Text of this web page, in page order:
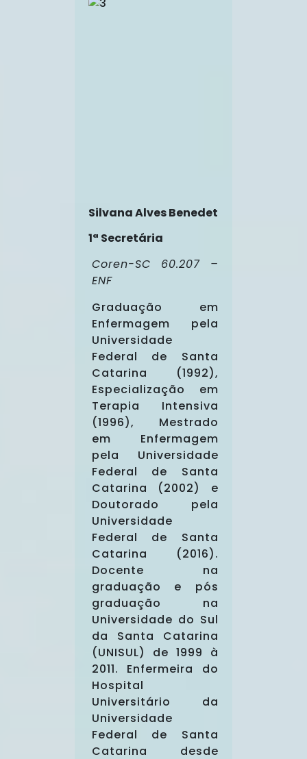
Silvana Alves Benedet
1ª Secretária
Coren-SC 60.207 –
ENF
Graduação em
Enfermagem pela
Universidade
Federal de Santa
Catarina (1992),
Especialização em
Terapia Intensiva
(1996), Mestrado
em Enfermagem
pela Universidade
Federal de Santa
Catarina (2002) e
Doutorado pela
Universidade
Federal de Santa
Catarina (2016).
Docente na
graduação e pós
graduação na
Universidade do Sul
da Santa Catarina
(UNISUL) de 1999 à
2011. Enfermeira do
Hospital
Universitário da
Universidade
Federal de Santa
Catarina desde